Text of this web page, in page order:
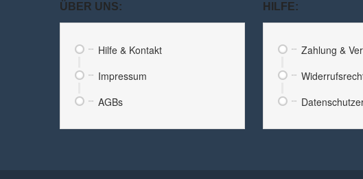
ÜBER UNS:
Hilfe & Kontakt
Impressum
AGBs
HILFE:
Zahlung &